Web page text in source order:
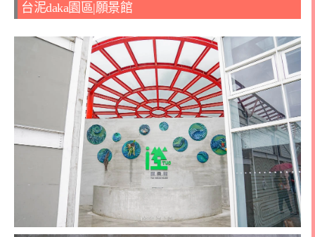
台泥daka園區|願景館